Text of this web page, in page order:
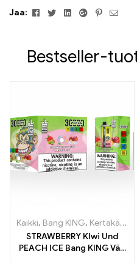
Jaa:
FacebookViserrysLinkedinGoogle+Pinterest
Bestseller-
Kaikki, Bang KING, Kertakäyttöiset sähkösavukkeet Liettua
STRAWBERRY KIwi Und
PEACH ICE Bang KING Väri